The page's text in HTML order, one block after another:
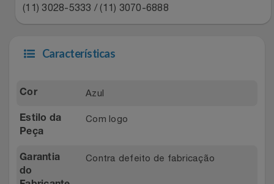
Papelaria
Perfumes
Perfumes & Cosméticos
Renner
Safe – Escola De Aviação
(11) 3028-5333 / (11) 3070-6888
Características
Cor Azul
Estilo da
Peça
Com logo
Garantia
do
Contra defeito de fabricação